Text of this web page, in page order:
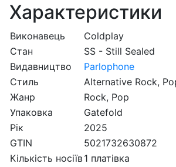
Характеристики
Виконавець
Coldplay
Стан
SS - Still Sealed
Видавництво
Parlophone
Стиль
Alternative Rock,
Жанр
Rock, Pop
Упаковка
Gatefold
Рік
2025
GTIN
5021732630872
Кількість носіїв1 платівка